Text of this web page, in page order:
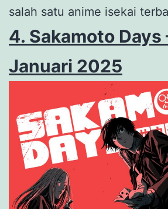
salah satu anime isekai
4. Sakamoto Days
Januari 2025